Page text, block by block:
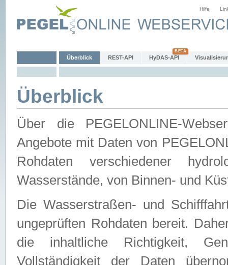
Hilfe
Überblick REST-API HyDAS-API
Überblick
Über die PEGELONLINE-
Angebote mit Daten von
Rohdaten verschiedener
Wasserstände, von Binnen- und
Die Wasserstraßen- und
ungeprüften Rohdaten bereit.
die inhaltliche Richtigkeit,
Vollständigkeit der Daten